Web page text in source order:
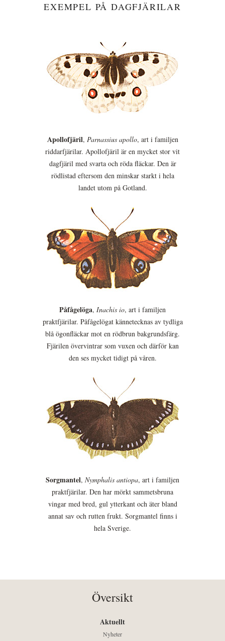
EXEMPEL PÅ DAGFJÄRILAR
Apollofjäril, Parnassius apollo, art i familjen
riddarfjärilar. Apollofjäril är en mycket stor vit
dagfjäril med svarta och röda fläckar. Den är
rödlistad eftersom den minskar starkt i hela
landet utom på Gotland.
Påfågelöga, Inachis io, art i familjen
praktfjärilar. Påfågelögat kännetecknas av tydliga
blå ögonfläckar mot en rödbrun bakgrundsfärg.
Fjärilen övervintrar som vuxen och därför kan
den ses mycket tidigt på våren.
Sorgmantel, Nymphalis antiopa, art i familjen
praktfjärilar. Den har mörkt sammetsbruna
vingar med bred, gul ytterkant och äter bland
annat sav och rutten frukt. Sorgmantel finns i
hela Sverige.
Översikt
Aktuellt
Nyheter